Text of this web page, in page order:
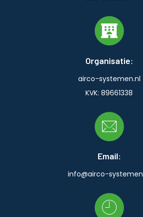
Organisatie:
airco-systemen.nl
KVK: 89661338
Email:
info@airco-